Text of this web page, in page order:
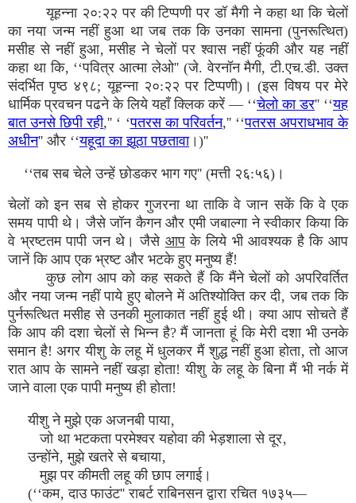
यूहन्ना २०:२२ पर की टिप्पणी पर डॉ मैगी ने कहा था कि चेलों
का नया जन्म नहीं हुआ था जब तक कि उनका सामना (पुनरूत्थित)
मसीह से नहीं हुआ‚ मसीह ने चेलों पर श्वास नहीं फूंकी और यह नहीं
कहा था कि‚ ‘‘पवित्र आत्मा लेओ'' (जे. वेरनॉन मैगी, टी.एच.डी. उक्त
संदर्भित पृष्ठ ४९८; यूहन्ना २०:२२ पर टिप्पणी)। (इस विषय पर मेरे
धार्मिक प्रवचन पढने के लिये यहाँ क्लिक करें — ‘‘चेलो का डर'' ‘‘यह
बात उनसे छिपी रही,'' ‘ ‘पतरस का परिवर्तन,'' ‘‘पतरस अपराधभाव के
अधीन'' और ‘‘यहूदा का झूठा पछतावा।)''
‘‘तब सब चेले उन्हें छोडकर भाग गए'' (मत्ती २६:५६)।
चेलों को इन सब से होकर गुजरना था ताकि वे जान सकें कि वे एक
समय पापी थे। जैसे जॉन कैगन और एमी जबाल्गा ने स्वीकार किया कि
वे भ्रष्टतम पापी जन थे। जैसे आपके लिये भी आवश्यक है कि आप
जानें कि आप एक भ्रष्ट और भटके हुए मनुष्य हैं!
कुछ लोग आप को कह सकते हैं कि मैंने चेलों को अपरिवर्तित
और नया जन्म नहीं पाये हुए बोलने में अतिश्योक्ति कर दी‚ जब तक कि
पुर्नरूत्थित मसीह से उनकी मुलाकात नहीं हुई थी। क्या आप सोचते हैं
कि आप की दशा चेलों से भिन्न है? मैं जानता हूं कि मेरी दशा भी उनके
समान है! अगर यीशु के लहू में धुलकर मैं शुद्ध नहीं हुआ होता‚ तो आज
रात आप के सामने नहीं खड़ा होता! यीशु के लहू के बिना मैं भी नर्क में
जाने वाला एक पापी मनुष्य ही होता!
यीशु ने मुझे एक अजनबी पाया‚
जो था भटकता परमेश्वर यहोवा की भेड़शाला से दूर‚
उन्होंने‚ मुझे खतरे से बचाया‚
मुझ पर कीमती लहू की छाप लगाई।
(‘‘कम‚ दाउ फाउंट'' राबर्ट राबिनसन द्वारा रचित १७३५—